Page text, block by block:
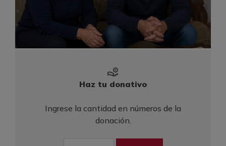
Haz tu donativo
Ingrese la cantidad en números de la
donación.